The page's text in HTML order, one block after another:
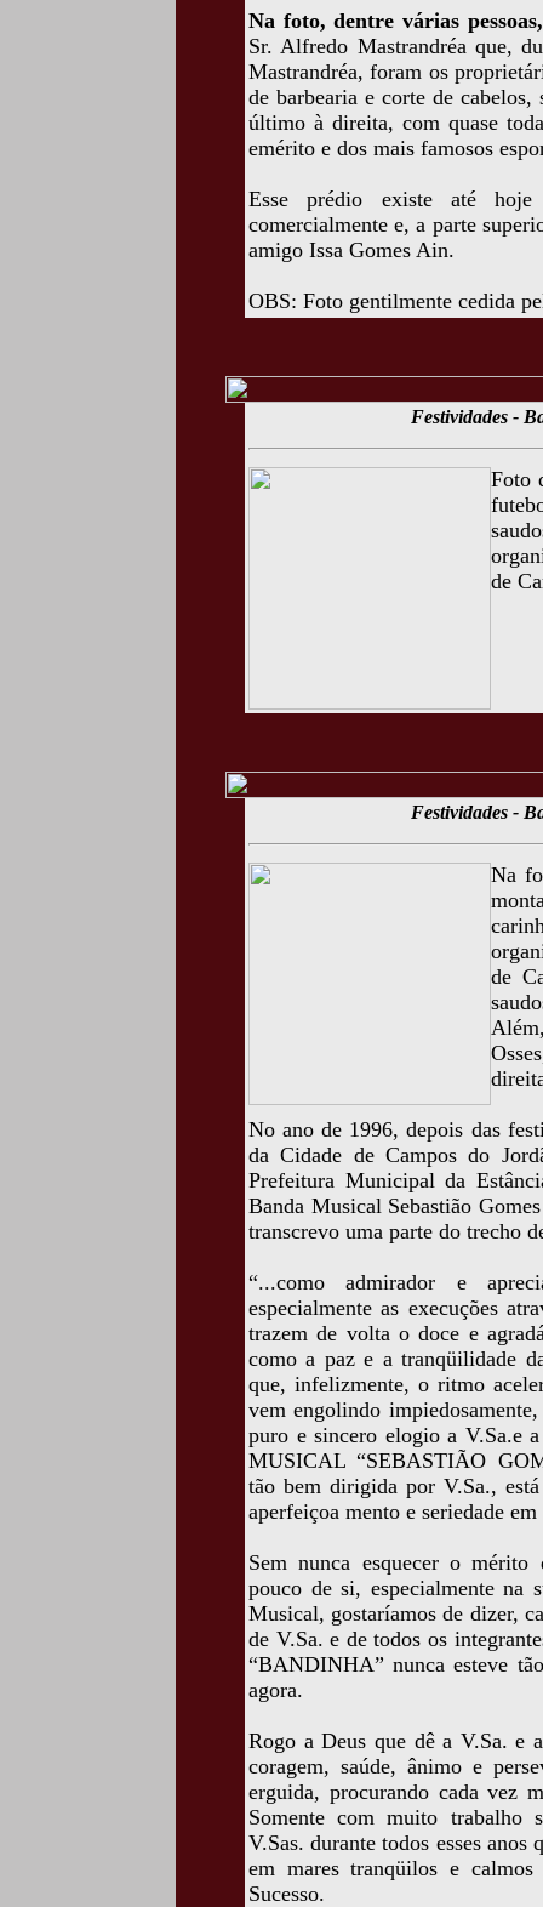
Na foto, dentre várias
Sr. Alfredo Mastrandréa que,
Mastrandréa, foram os
de barbearia e corte de
último à direita, com quase
emérito e dos mais famosos
Esse prédio existe até
comercialmente e, a parte
amigo Issa Gomes Ain.
OBS: Foto gentilmente cedida
Festividades -
Foto
de
Festividades -
Na
de
No ano de 1996, depois das
da Cidade de Campos do
Prefeitura Municipal da
Banda Musical Sebastião
transcrevo uma parte do trecho
“...como admirador e
especialmente as execuções
trazem de volta o doce e
como a paz e a tranqüilidade
que, infelizmente, o ritmo
vem engolindo
puro e sincero elogio a V.Sa.e
MUSICAL “SEBASTIÃO
tão bem dirigida por V.Sa., está
aperfeiçoa mento e seriedade
Sem nunca esquecer o
pouco de si, especialmente na
Musical, gostaríamos de dizer,
de V.Sa. e de todos os
“BANDINHA” nunca esteve
agora.
Rogo a Deus que dê a V.Sa. e
coragem, saúde, ânimo e
erguida, procurando cada vez
Somente com muito trabalho
V.Sas. durante todos esses anos
em mares tranqüilos e
Sucesso.